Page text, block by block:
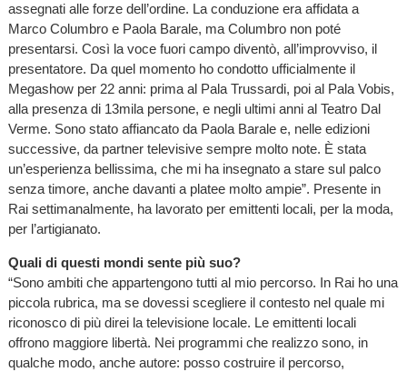
assegnati alle forze dell’ordine. La conduzione era affidata a
Marco Columbro e Paola Barale, ma Columbro non poté
presentarsi. Così la voce fuori campo diventò, all’improvviso, il
presentatore. Da quel momento ho condotto ufficialmente il
Megashow per 22 anni: prima al Pala Trussardi, poi al Pala Vobis,
alla presenza di 13mila persone, e negli ultimi anni al Teatro Dal
Verme. Sono stato affiancato da Paola Barale e, nelle edizioni
successive, da partner televisive sempre molto note. È stata
un’esperienza bellissima, che mi ha insegnato a stare sul palco
senza timore, anche davanti a platee molto ampie”. Presente in
Rai settimanalmente, ha lavorato per emittenti locali, per la moda,
per l’artigianato.
Quali di questi mondi sente più suo?
“Sono ambiti che appartengono tutti al mio percorso. In Rai ho una
piccola rubrica, ma se dovessi scegliere il contesto nel quale mi
riconosco di più direi la televisione locale. Le emittenti locali
offrono maggiore libertà. Nei programmi che realizzo sono, in
qualche modo, anche autore: posso costruire il percorso,